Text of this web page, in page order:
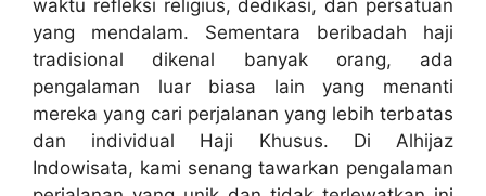
waktu refleksi religius, dedikasi, dan persatuan
yang mendalam. Sementara beribadah haji
tradisional dikenal banyak orang, ada
pengalaman luar biasa lain yang menanti
mereka yang cari perjalanan yang lebih terbatas
dan individual Haji Khusus. Di Alhijaz
Indowisata, kami senang tawarkan pengalaman